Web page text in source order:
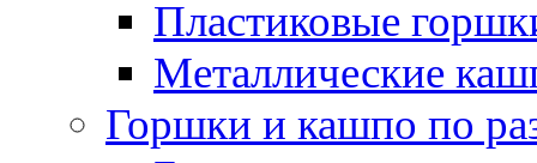
Пластиковые
Металлические
Горшки и кашпо по